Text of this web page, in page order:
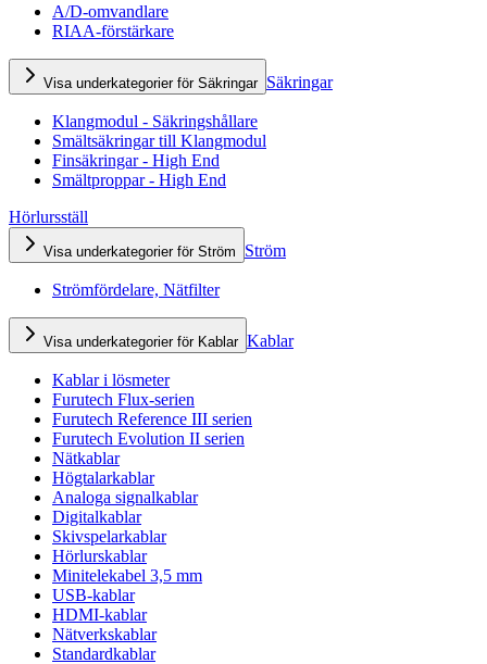
A/D-omvandlare
RIAA-förstärkare
Visa underkategorier för Säkringar Säkringar
Klangmodul - Säkringshållare
Smältsäkringar till Klangmodul
Finsäkringar - High End
Smältproppar - High End
Hörlursställ
Visa underkategorier för Ström Ström
Strömfördelare, Nätfilter
Visa underkategorier för Kablar Kablar
Kablar i lösmeter
Furutech Flux-serien
Furutech Reference III serien
Furutech Evolution II serien
Nätkablar
Högtalarkablar
Analoga signalkablar
Digitalkablar
Skivspelarkablar
Hörlurskablar
Minitelekabel 3,5 mm
USB-kablar
HDMI-kablar
Nätverkskablar
Standardkablar